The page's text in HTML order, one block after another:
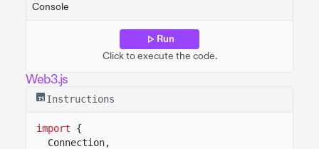
Console
Run
Click to execute the code.
Web3.js
Instructions
import
{
Connection,